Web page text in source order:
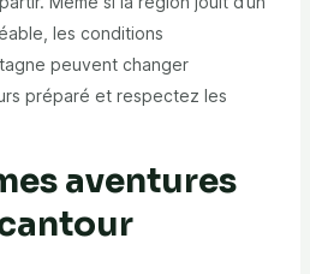
les conditions
peuvent changer
préparé et respectez les
aventures